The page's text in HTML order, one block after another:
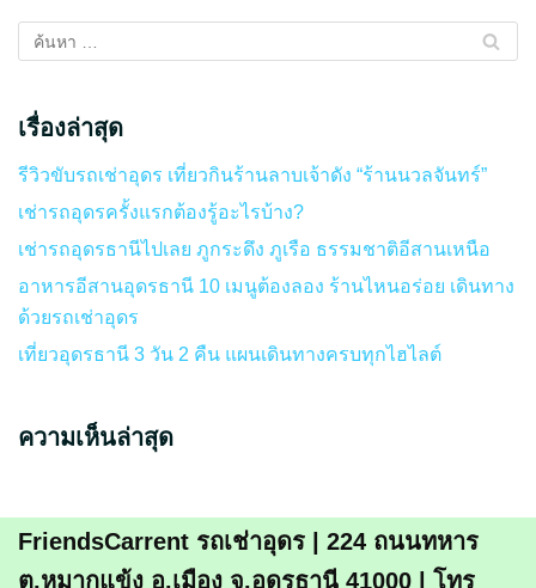
เรื่องล่าสุด
รีวิวขับรถเช่าอุดร เที่ยวกินร้านลาบเจ้าดัง “ร้านนวลจันทร์”
เช่ารถอุดรครั้งแรกต้องรู้อะไรบ้าง?
เช่ารถอุดรธานีไปเลย ภูกระดึง ภูเรือ ธรรมชาติอีสานเหนือ
อาหารอีสานอุดรธานี 10 เมนูต้องลอง ร้านไหนอร่อย เดินทาง
ด้วยรถเช่าอุดร
เที่ยวอุดรธานี 3 วัน 2 คืน แผนเดินทางครบทุกไฮไลต์
ความเห็นล่าสุด
FriendsCarrent รถเช่าอุดร | 224 ถนนทหาร
ต.หมากแข้ง อ.เมือง จ.อุดรธานี 41000 | โทร